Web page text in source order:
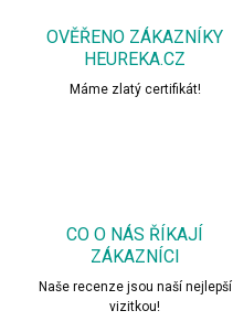
OVĚŘENO ZÁKAZNÍKY
HEUREKA.CZ
Máme zlatý certifikát!
CO O NÁS ŘÍKAJÍ
ZÁKAZNÍCI
Naše recenze jsou naší nejlepší
vizitkou!